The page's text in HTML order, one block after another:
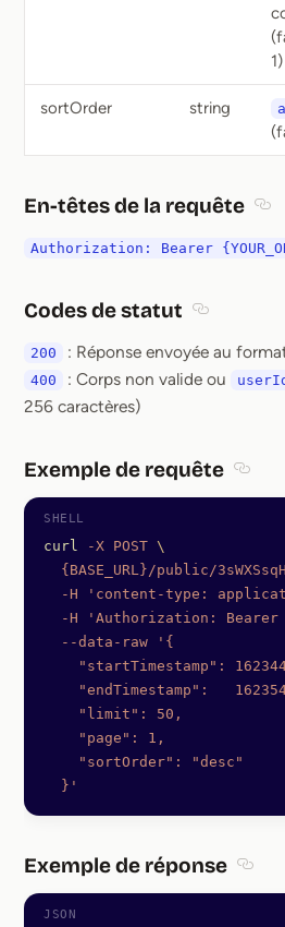
1)
sortOrder string
En-têtes de la requête
Authorization: Bearer
Codes de statut
200 : Réponse envoyée au
400 : Corps non valide ou
256 caractères)
Exemple de requête
curl -X POST \
{BASE_URL}/public/
  -H
'content-type:
  -H
'Authorization: Bearer
  --data-raw
'{
"startTimestamp":
"endTimestamp":
    "limit": 50,
    "page": 1,
    "sortOrder": "desc"
  }'
Exemple de réponse